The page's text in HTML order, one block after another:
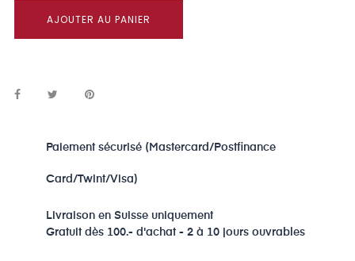
AJOUTER AU PANIER
Paiement sécurisé (Mastercard/Postfinance
Card/Twint/Visa)
Livraison en Suisse uniquement
Gratuit dès 100.- d'achat - 2 à 10 jours ouvrables